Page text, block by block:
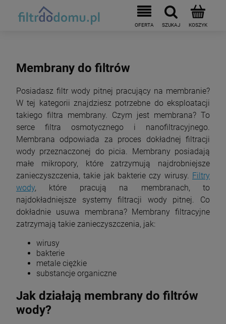
Membrany do filtrów
Posiadasz filtr wody pitnej pracujący na membranie?
W tej kategorii znajdziesz potrzebne do eksploatacji
takiego filtra membrany. Czym jest membrana? To
serce filtra osmotycznego i nanofiltracyjnego.
Membrana odpowiada za proces dokładnej filtracji
wody przeznaczonej do picia. Membrany posiadają
małe mikropory, które zatrzymują najdrobniejsze
zanieczyszczenia, takie jak bakterie czy wirusy. Filtry
wody, które pracują na membranach, to
najdokładniejsze systemy filtracji wody pitnej. Co
dokładnie usuwa membrana? Membrany filtracyjne
zatrzymają takie zanieczyszczenia, jak:
wirusy
bakterie
metale ciężkie
substancje organiczne
Jak działają membrany do filtrów
wody?